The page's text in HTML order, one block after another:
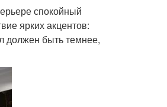
спокойный
ярких акцентов:
должен быть темнее,